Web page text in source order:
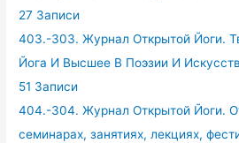
27 Записи
403.-303. Журнал Открытой Йоги.
Йога И Высшее В Поэзии И
51 Записи
404.-304. Журнал Открытой Йоги.
семинарах, занятиях, лекциях,